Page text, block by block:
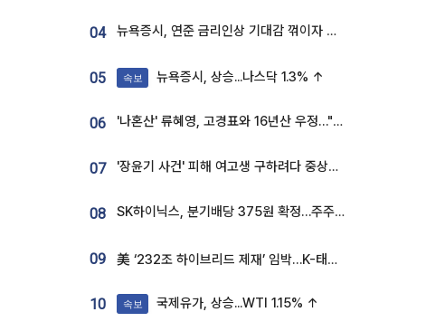
04 뉴욕증시, 연준 금리인상 기대감 꺾이자 상승...S&P500 사상 최고치 [종합]
05 속보 뉴욕증시, 상승...나스닥 1.3% ↑
06 '나혼산' 류혜영, 고경표와 16년산 우정…"자취방서 부모님과 마주쳐"
07 '장윤기 사건' 피해 여고생 구하려다 중상…고교생 의상자 지정
08 SK하이닉스, 분기배당 375원 확정…주주환원책 9월로 앞당겨 발표
09 美 ‘232조 하이브리드 제재’ 임박…K-태양광, 불확실성 털고 날개 다나
10 속보 국제유가, 상승...WTI 1.15% ↑